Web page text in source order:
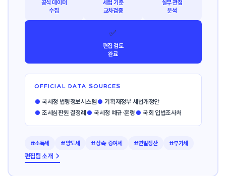
공식 데이터
수집
세법 기준
교차검증
실무 관점
분석
✅
편집 검토
완료
OFFICIAL DATA SOURCES
● 국세청 법령정보시스템● 기획재정부 세법개정안
● 조세심판원 결정례 ● 국세청 예규·훈령● 국회 입법조사처
#소득세 #양도세 #상속·증여세 #연말정산 #부가세
편집팀 소개 →